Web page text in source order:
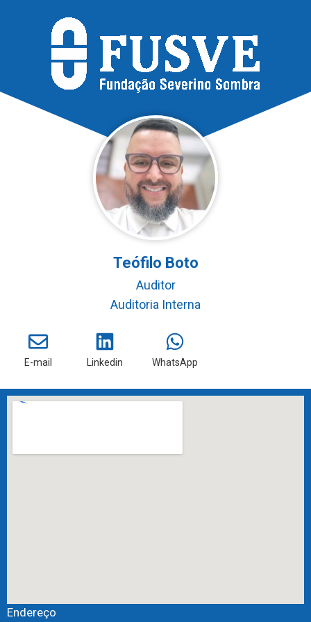
Teófilo Boto
Auditor
Auditoria Interna
E-mail Linkedin WhatsApp
Endereço